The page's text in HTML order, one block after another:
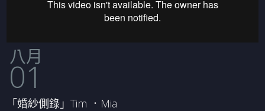
八月
01
「婚紗側錄」Tim ．Mia